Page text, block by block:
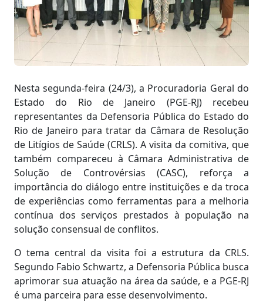
Corpo
Nesta segunda-feira (24/3), a Procuradoria Geral do
Estado do Rio de Janeiro (PGE-RJ) recebeu
representantes da Defensoria Pública do Estado do
Rio de Janeiro para tratar da Câmara de Resolução
de Litígios de Saúde (CRLS). A visita da comitiva, que
também compareceu à Câmara Administrativa de
Solução de Controvérsias (CASC), reforça a
importância do diálogo entre instituições e da troca
de experiências como ferramentas para a melhoria
contínua dos serviços prestados à população na
solução consensual de conflitos.
O tema central da visita foi a estrutura da CRLS.
Segundo Fabio Schwartz, a Defensoria Pública busca
aprimorar sua atuação na área da saúde, e a PGE-RJ
é uma parceira para esse desenvolvimento.